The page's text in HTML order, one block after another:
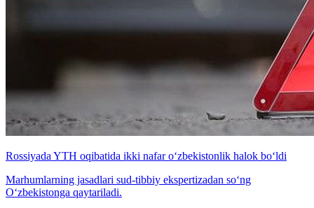
Rossiyada YTH oqibatida ikki nafar o‘zbekistonlik halok bo‘ldi
Marhumlarning jasadlari sud-tibbiy ekspertizadan so‘ng
O‘zbekistonga qaytariladi.